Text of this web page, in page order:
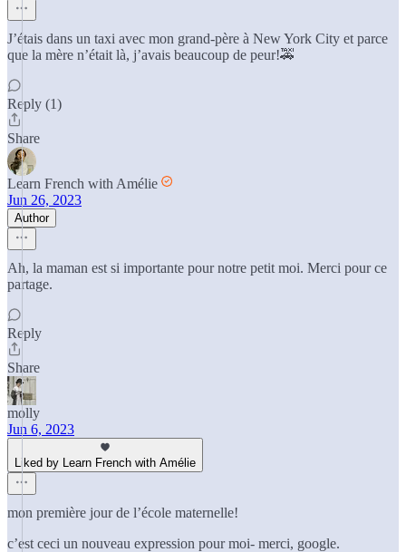
J’étais dans un taxi avec mon grand-père à New York City et parce
que la mère n’était là, j’avais beaucoup de peur!🚕
Reply (1)
Share
Learn French with Amélie
Jun 26, 2023
Author
Ah, la maman est si importante pour notre petit moi. Merci pour ce
partage.
Reply
Share
molly
Jun 6, 2023
Liked by Learn French with Amélie
mon première jour de l’école maternelle!
c’est ceci un nouveau expression pour moi- merci, google.